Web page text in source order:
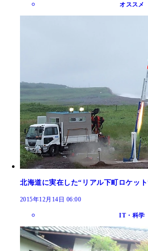
オススメ
北海道に実在した“リアル下町ロケッ
2015年12月14日 06:00
IT・科学